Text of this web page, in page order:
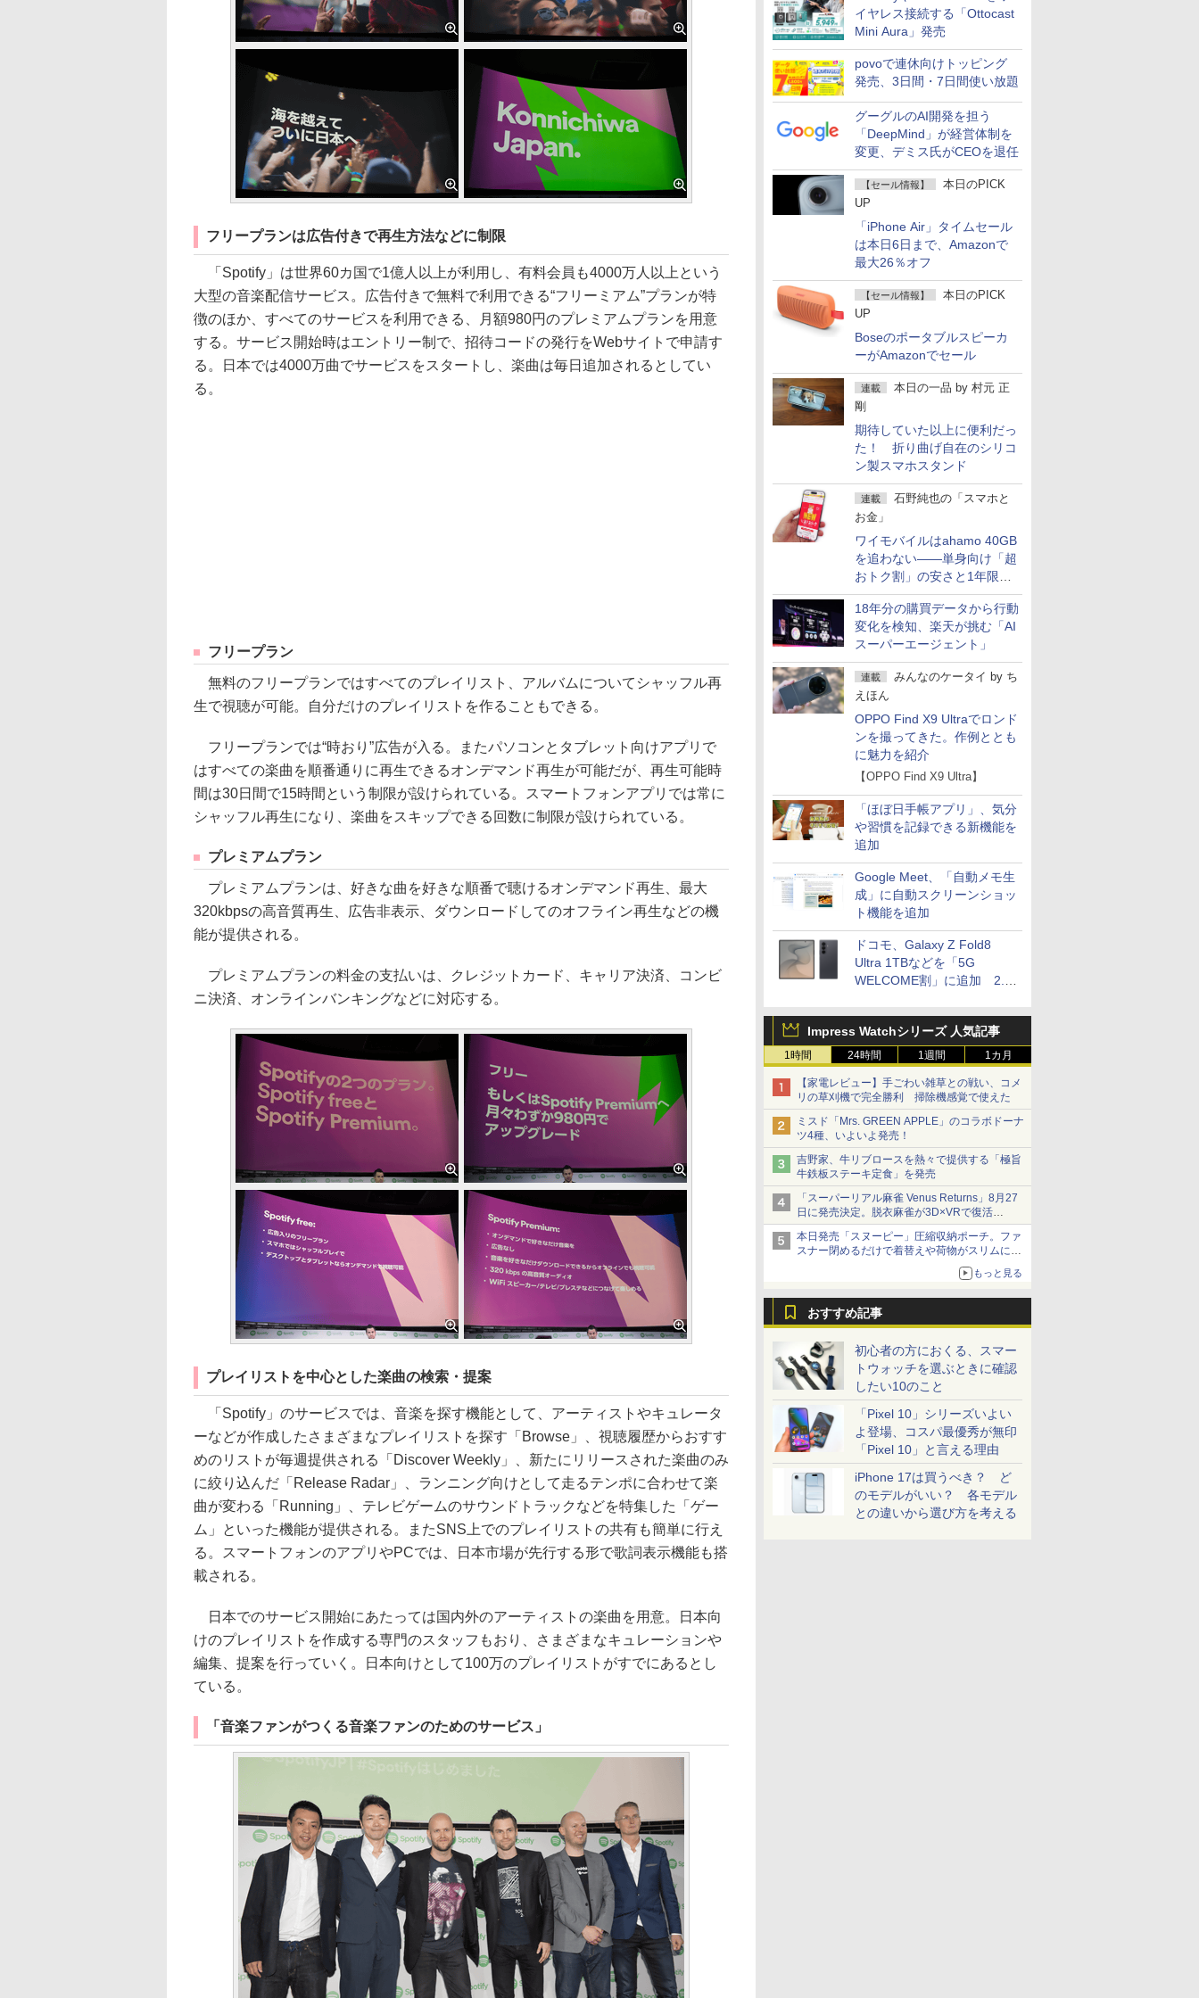
イヤレス接続する「Ottocast
Mini Aura」発売
povoで連休向けトッピング
発売、3日間・7日間使い放題
グーグルのAI開発を担う
「DeepMind」が経営体制を
変更、デミス氏がCEOを退任
【セール情報】
本日のPICK
UP
「iPhone Air」タイムセール
は本日6日まで、Amazonで
最大26％オフ
【セール情報】
本日のPICK
UP
Boseのポータブルスピーカ
ーがAmazonでセール
連載 本日の一品 by 村元 正
剛
期待していた以上に便利だっ
た！ 折り曲げ自在のシリコ
ン製スマホスタンド
連載
石野純也の「スマホと
お金」
ワイモバイルはahamo 40GB
を追わない――単身向け「超
おトク割」の安さと1年限定
の注意点
18年分の購買データから行動
変化を検知、楽天が挑む「AI
スーパーエージェント」
連載 みんなのケータイ by ち
えほん
OPPO Find X9 Ultraでロンド
ンを撮ってきた。作例ととも
に魅力を紹介
【OPPO Find X9 Ultra】
「ほぼ日手帳アプリ」、気分
や習慣を記録できる新機能を
追加
Google Meet、「自動メモ生
成」に自動スクリーンショッ
ト機能を追加
ドコモ、Galaxy Z Fold8
Ultra 1TBなどを「5G
WELCOME割」に追加 2.2
Impress Watchシリーズ 人気記事
1時間 24時間 1週間 1カ月
【家電レビュー】手ごわい雑草との戦い、コメ
リの草刈機で完全勝利 掃除機感覚で使えた
ミスド「Mrs. GREEN APPLE」のコラボドーナ
ツ4種、いよいよ発売！
吉野家、牛リブロースを熱々で提供する「極旨
牛鉄板ステーキ定食」を発売
「スーパーリアル麻雀 Venus Returns」8月27
日に発売決定。脱衣麻雀が3D×VRで復活
発売から2週間は20%オフになるセールが実施
本日発売「スヌーピー」圧縮収納ポーチ。ファ
スナー閉めるだけで着替えや荷物がスリムにま
もっと見る
おすすめ記事
初心者の方におくる、スマー
トウォッチを選ぶときに確認
したい10のこと
「Pixel 10」シリーズいよい
よ登場、コスパ最優秀が無印
「Pixel 10」と言える理由
iPhone 17は買うべき？ ど
のモデルがいい？ 各モデル
との違いから選び方を考える
フリープランは広告付きで再生方法などに制限
「Spotify」は世界60カ国で1億人以上が利用し、有料会員も4000万人以上という
大型の音楽配信サービス。広告付きで無料で利用できる“フリーミアム”プランが特
徴のほか、すべてのサービスを利用できる、月額980円のプレミアムプランを用意
する。サービス開始時はエントリー制で、招待コードの発行をWebサイトで申請す
る。日本では4000万曲でサービスをスタートし、楽曲は毎日追加されるとしてい
る。
フリープラン
無料のフリープランではすべてのプレイリスト、アルバムについてシャッフル再
生で視聴が可能。自分だけのプレイリストを作ることもできる。
フリープランでは“時おり”広告が入る。またパソコンとタブレット向けアプリで
はすべての楽曲を順番通りに再生できるオンデマンド再生が可能だが、再生可能時
間は30日間で15時間という制限が設けられている。スマートフォンアプリでは常に
シャッフル再生になり、楽曲をスキップできる回数に制限が設けられている。
プレミアムプラン
プレミアムプランは、好きな曲を好きな順番で聴けるオンデマンド再生、最大
320kbpsの高音質再生、広告非表示、ダウンロードしてのオフライン再生などの機
能が提供される。
プレミアムプランの料金の支払いは、クレジットカード、キャリア決済、コンビ
ニ決済、オンラインバンキングなどに対応する。
プレイリストを中心とした楽曲の検索・提案
「Spotify」のサービスでは、音楽を探す機能として、アーティストやキュレータ
ーなどが作成したさまざまなプレイリストを探す「Browse」、視聴履歴からおすす
めのリストが毎週提供される「Discover Weekly」、新たにリリースされた楽曲のみ
に絞り込んだ「Release Radar」、ランニング向けとして走るテンポに合わせて楽
曲が変わる「Running」、テレビゲームのサウンドトラックなどを特集した「ゲー
ム」といった機能が提供される。またSNS上でのプレイリストの共有も簡単に行え
る。スマートフォンのアプリやPCでは、日本市場が先行する形で歌詞表示機能も搭
載される。
日本でのサービス開始にあたっては国内外のアーティストの楽曲を用意。日本向
けのプレイリストを作成する専門のスタッフもおり、さまざまなキュレーションや
編集、提案を行っていく。日本向けとして100万のプレイリストがすでにあるとし
ている。
「音楽ファンがつくる音楽ファンのためのサービス」